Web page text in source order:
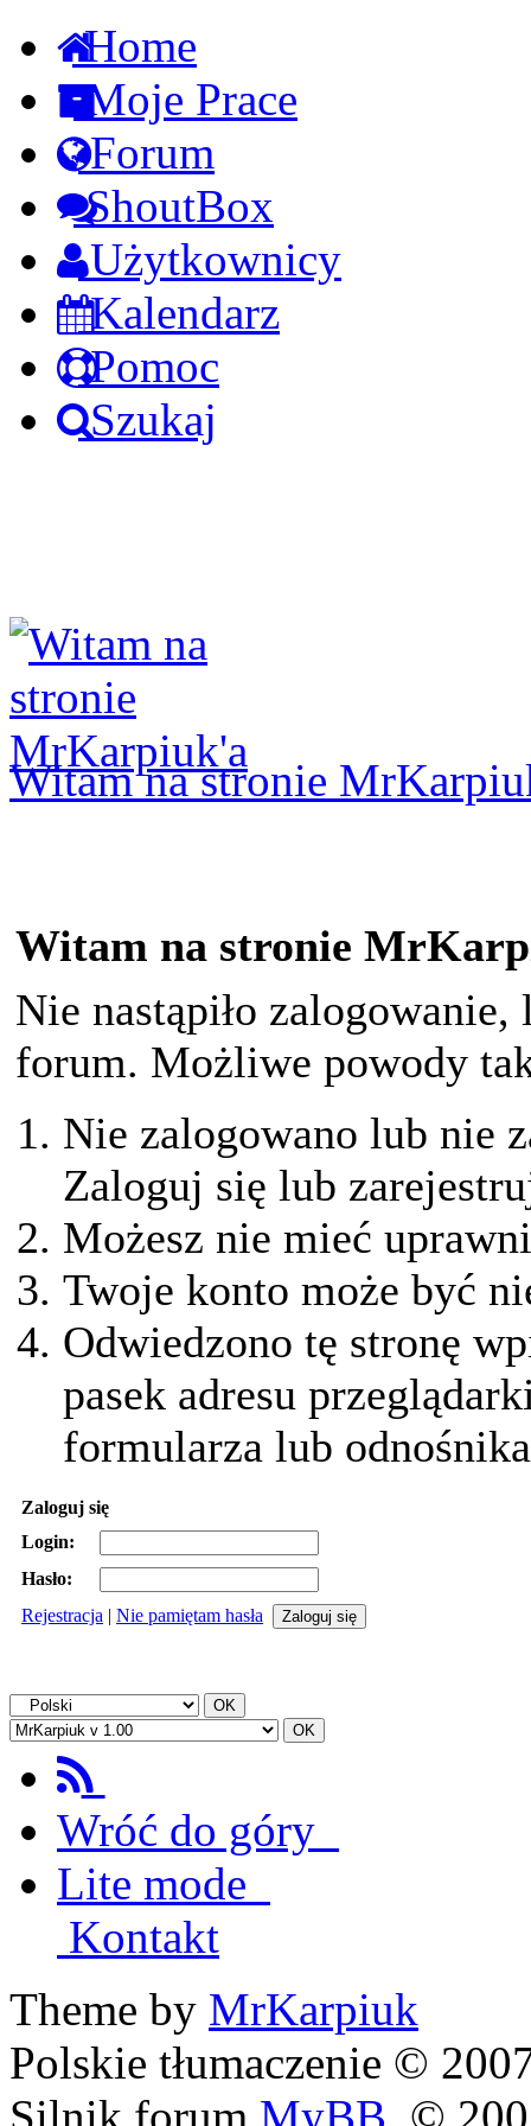
Home
Moje Prace
Forum
ShoutBox
Użytkownicy
Kalendarz
Pomoc
Szukaj
Witam na stronie
Witam na stronie
Nie nastąpiło
forum. Możliwe powody
Nie zalogowano lub nie
Zaloguj się lub
Możesz nie mieć
Twoje konto może być
Odwiedzono tę stronę
pasek adresu
formularza lub
Zaloguj się
Login:
Hasło:
Rejestracja | Nie pamiętam hasła
Wróć do góry
Lite mode
Kontakt
Theme by MrKarpiuk
Polskie tłumaczenie ©